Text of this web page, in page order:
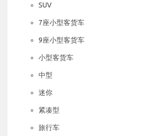
SUV
7座小型客货车
9座小型客货车
小型客货车
中型
迷你
紧凑型
旅行车